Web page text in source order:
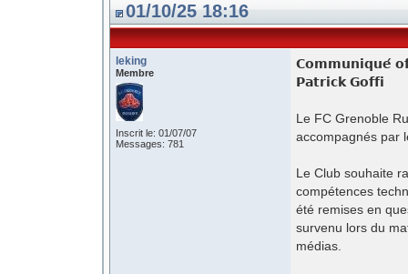
01/10/25 18:16
leking
Membre
Inscrit le: 01/07/07
Messages: 781
𝗖𝗼𝗺𝗺𝘂𝗻𝗶𝗾𝘂𝗲́
𝗣𝗮𝘁𝗿𝗶𝗰𝗸 𝗚𝗼𝗳𝗳𝗶
Le FC Grenoble
accompagnés par
Le Club souhaite
compétences
été remises en
survenu lors du
médias.